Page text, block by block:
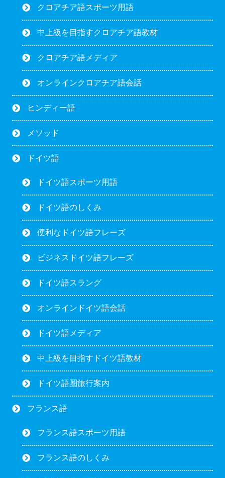
クロアチア語スポーツ用語
中上級を目指すクロアチア語教材
クロアチア語メディア
オンラインクロアチア語会話
ヒンディー語
メソッド
ドイツ語
ドイツ語スポーツ用語
ドイツ語のしくみ
便利なドイツ語フレーズ
ビジネスドイツ語フレーズ
ドイツ語スラング
オンラインドイツ語会話
ドイツ語メディア
中上級を目指すドイツ語教材
ドイツ語圏旅行案内
フランス語
フランス語スポーツ用語
フランス語のしくみ